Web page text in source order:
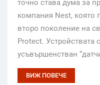
точно става дума за
компания Nest, която
второ поколение на
Protect. Устройствата
усъвършенстван
ВИЖ ПОВЕЧЕ